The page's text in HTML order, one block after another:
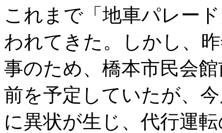
これまで「地車パレー
われてきた。しかし、
事のため、橋本市民会
前を予定していたが、
に異状が生じ、代行運